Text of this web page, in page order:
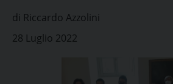
di Riccardo Azzolini
28 Luglio 2022